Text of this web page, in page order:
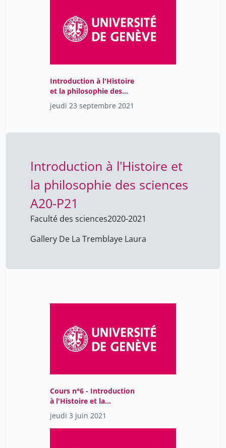
Introduction à l'Histoire
et la philosophie des
sciences
jeudi 23 septembre 2021
Introduction à l'Histoire et
la philosophie des sciences
A20-P21
Faculté des sciences2020-2021
Gallery De La Tremblaye Laura
Cours n°6 - Introduction
à l'Histoire et la
philosophie des sciences
jeudi 3 juin 2021